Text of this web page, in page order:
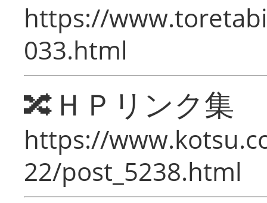
https://
033.html
🔀ＨＰリンク集
https://
22/post_5238.html